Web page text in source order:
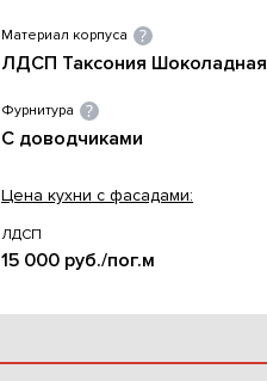
Материал корпуса
ЛДСП Таксония Шоколадная
Фурнитура
С доводчиками
Цена кухни с фасадами:
ЛДСП
15 000 руб./пог.м